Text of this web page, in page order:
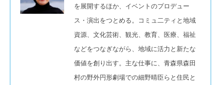
を展開するほか、イベントのプロデュー
ス・演出をつとめる。コミュ二ティと地域
資源、文化芸術、観光、教育、医療、福祉
などをつなぎながら、地域に活力と新たな
価値を創り出す。主な仕事に、青森県森田
村の野外円形劇場での細野晴臣らと住民と